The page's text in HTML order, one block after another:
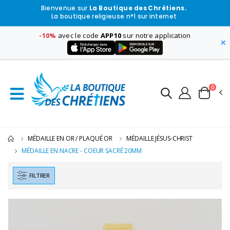
Bienvenue sur La Boutique des Chrétiens.
La boutique religieuse n°1 sur internet
-10% avec le code APP10 sur notre application
×
0
MÉDAILLE EN OR / PLAQUÉ OR
MÉDAILLE JÉSUS-CHRIST
MÉDAILLE EN NACRE - COEUR SACRÉ 20MM
FILTRER